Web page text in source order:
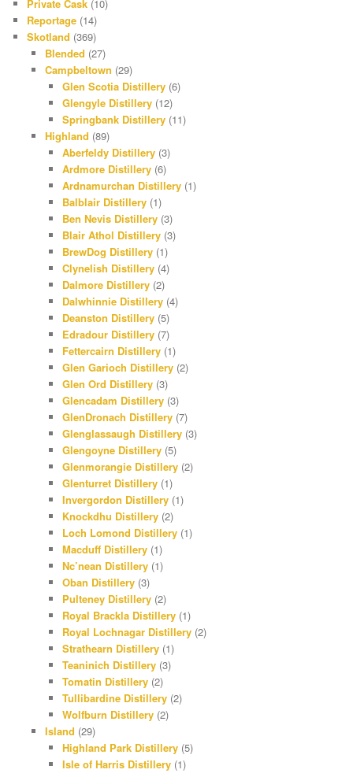
Private Cask (10)
Reportage (14)
Skotland (369)
Blended (27)
Campbeltown (29)
Glen Scotia Distillery (6)
Glengyle Distillery (12)
Springbank Distillery (11)
Highland (89)
Aberfeldy Distillery (3)
Ardmore Distillery (6)
Ardnamurchan Distillery (1)
Balblair Distillery (1)
Ben Nevis Distillery (3)
Blair Athol Distillery (3)
BrewDog Distillery (1)
Clynelish Distillery (4)
Dalmore Distillery (2)
Dalwhinnie Distillery (4)
Deanston Distillery (5)
Edradour Distillery (7)
Fettercairn Distillery (1)
Glen Garioch Distillery (2)
Glen Ord Distillery (3)
Glencadam Distillery (3)
GlenDronach Distillery (7)
Glenglassaugh Distillery (3)
Glengoyne Distillery (5)
Glenmorangie Distillery (2)
Glenturret Distillery (1)
Invergordon Distillery (1)
Knockdhu Distillery (2)
Loch Lomond Distillery (1)
Macduff Distillery (1)
Nc’nean Distillery (1)
Oban Distillery (3)
Pulteney Distillery (2)
Royal Brackla Distillery (1)
Royal Lochnagar Distillery (2)
Strathearn Distillery (1)
Teaninich Distillery (3)
Tomatin Distillery (2)
Tullibardine Distillery (2)
Wolfburn Distillery (2)
Island (29)
Highland Park Distillery (5)
Isle of Harris Distillery (1)